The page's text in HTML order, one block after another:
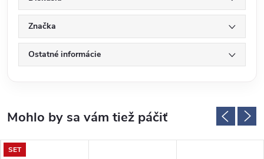
Značka
Ostatné informácie
SET